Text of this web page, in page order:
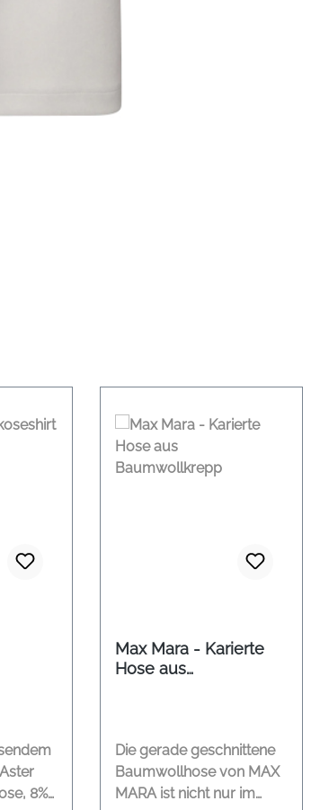
8%
Max Mara - Karierte
Hose aus
Die gerade geschnittene
Baumwollhose von MAX
MARA ist nicht nur im